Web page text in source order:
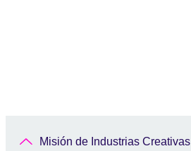
Misión de Industrias Creativas